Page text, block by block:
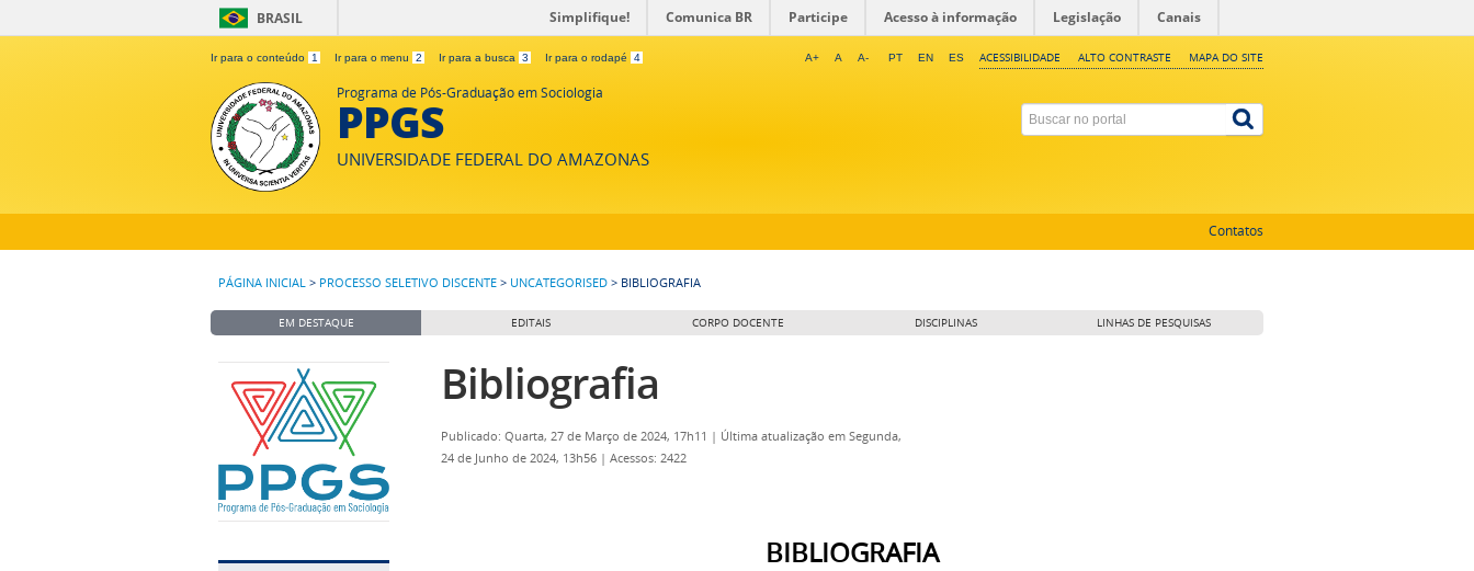
BRASIL Simplifique! Comunica BR Participe Acesso à informação Legislação Canais
Ir para o conteúdo 1 Ir para o menu 2 Ir para a busca 3 Ir para o rodapé 4 ACESSIBILIDADE ALTO CONTRASTE MAPA DO SITE
A+ A A- PT EN ES
Programa de Pós-Graduação em Sociologia
PPGS
UNIVERSIDADE FEDERAL DO AMAZONAS
Contatos
PÁGINA INICIAL > PROCESSO SELETIVO DISCENTE > UNCATEGORISED > BIBLIOGRAFIA
EM DESTAQUE EDITAIS CORPO DOCENTE DISCIPLINAS LINHAS DE PESQUISAS
Bibliografia
Publicado: Quarta, 27 de Março de 2024, 17h11 | Última atualização em Segunda,
24 de Junho de 2024, 13h56 | Acessos: 2422
BIBLIOGRAFIA